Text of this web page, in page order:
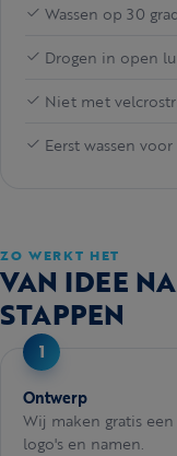
Wassen op 30
Drogen in open
Niet met
Eerst wassen
ZO WERKT HET
VAN IDEE
STAPPEN
Ontwerp
Wij maken gratis
logo's en namen.